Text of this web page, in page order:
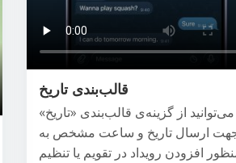
قالب‌بندی تاریخ
می‌توانید از گزینه‌ی قالب‌بندی «تاریخ»
ارسال تاریخ و ساعت مشخص به
افزودن رویداد در تقویم یا تنظیم